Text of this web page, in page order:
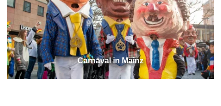
Carnaval in Mainz